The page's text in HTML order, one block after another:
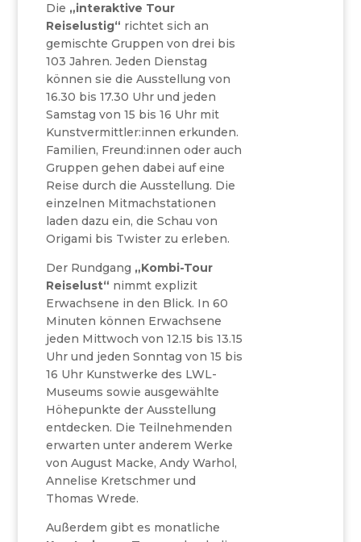
Die „interaktive Tour
Reiselustig“ richtet sich an
gemischte Gruppen von drei bis
103 Jahren. Jeden Dienstag
können sie die Ausstellung von
16.30 bis 17.30 Uhr und jeden
Samstag von 15 bis 16 Uhr mit
Kunstvermittler:innen erkunden.
Familien, Freund:innen oder auch
Gruppen gehen dabei auf eine
Reise durch die Ausstellung. Die
einzelnen Mitmachstationen
laden dazu ein, die Schau von
Origami bis Twister zu erleben.
Der Rundgang „Kombi-Tour
Reiselust“ nimmt explizit
Erwachsene in den Blick. In 60
Minuten können Erwachsene
jeden Mittwoch von 12.15 bis 13.15
Uhr und jeden Sonntag von 15 bis
16 Uhr Kunstwerke des LWL-
Museums sowie ausgewählte
Höhepunkte der Ausstellung
entdecken. Die Teilnehmenden
erwarten unter anderem Werke
von August Macke, Andy Warhol,
Annelise Kretschmer und
Thomas Wrede.
Außerdem gibt es monatliche